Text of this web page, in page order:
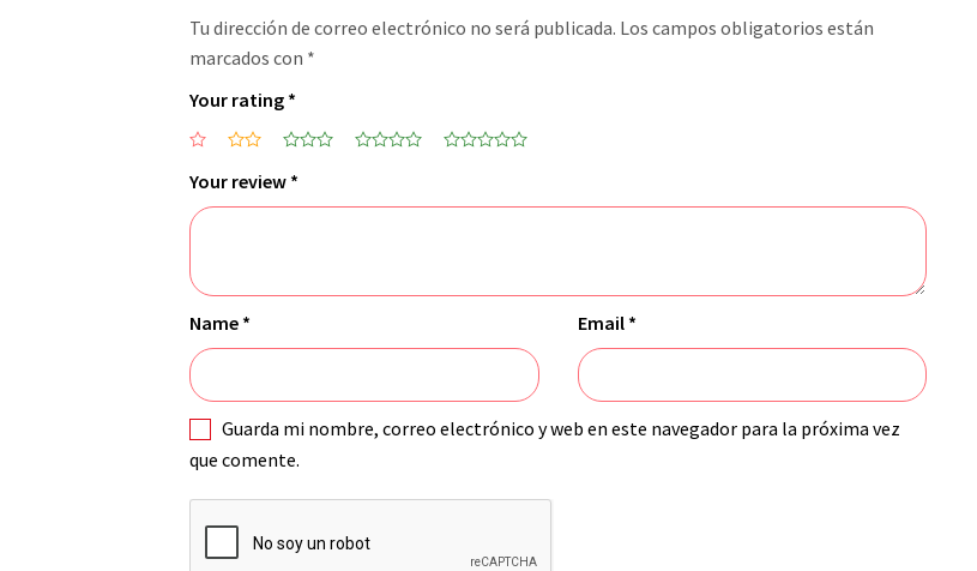
Tu dirección de correo electrónico no será publicada. Los campos obligatorios están
marcados con *
Your rating *
Your review *
Name * Email *
Guarda mi nombre, correo electrónico y web en este navegador para la próxima vez
que comente.